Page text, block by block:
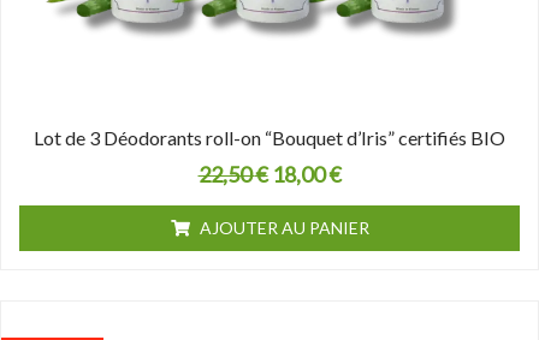
Lot de 3 Déodorants roll-on “Bouquet d’Iris” certifiés BIO
22,50€ 18,00€
AJOUTER AU PANIER